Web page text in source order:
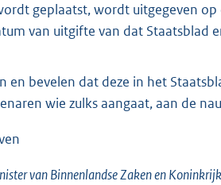
geplaatst, wordt uitgegeven
van uitgifte van dat Staatsblad
en bevelen dat deze in het
wie zulks aangaat, aan de
van Binnenlandse Zaken en